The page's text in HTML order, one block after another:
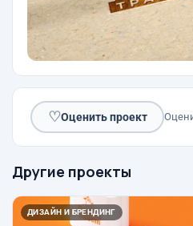
♡Оценить проект
Другие проекты
ДИЗАЙН И БРЕНДИНГ